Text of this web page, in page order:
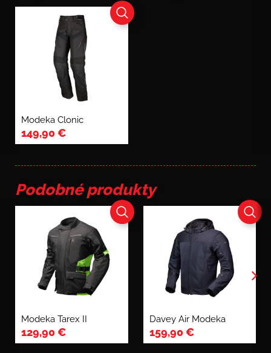
Modeka Clonic
149,90€
Podobné produkty
Modeka Tarex II
129,90€
Davey Air Modeka
159,90€